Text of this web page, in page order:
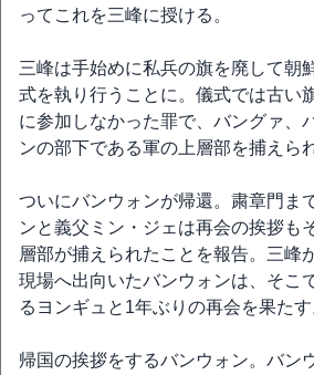
ってこれを三峰に授ける。
三峰は手始めに私兵の旗を廃して朝
式を執り行うことに。儀式では古い
に参加しなかった罪で、バングァ、
ンの部下である軍の上層部を捕えら
ついにバンウォンが帰還。粛章門ま
ンと義父ミン・ジェは再会の挨拶も
層部が捕えられたことを報告。三峰
現場へ出向いたバンウォンは、そこ
るヨンギュと1年ぶりの再会を果たす
帰国の挨拶をするバンウォン。バン